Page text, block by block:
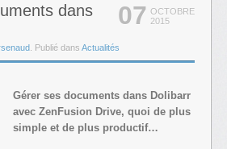
07 OCTOBRE
2015
dans
. Publié dans Actualités
Gérer ses documents dans Dolibarr
avec ZenFusion Drive, quoi de plus
simple et de plus productif…